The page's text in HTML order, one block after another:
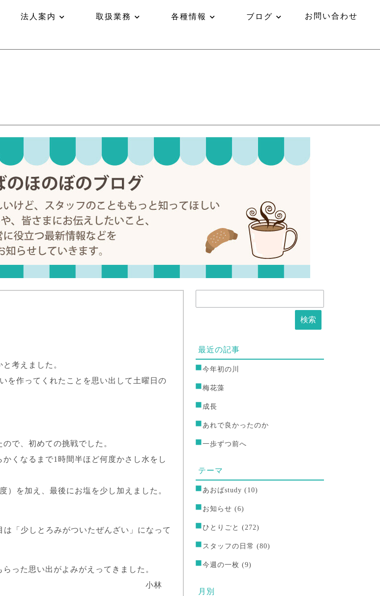
法人案内 取扱業務 各種情報 ブログ お問い合わせ
考えました。
を作ってくれたことを思い出して土曜日の
で、初めての挑戦でした。
くなるまで1時間半ほど何度かさし水をし
）を加え、最後にお塩を少し加えました。
「少しとろみがついたぜんざい」になって
った思い出がよみがえってきました。
最近の記事
今年初の川
梅花藻
成長
あれで良かったのか
一歩ずつ前へ
テーマ
あおばstudy (10)
お知らせ (6)
ひとりごと (272)
スタッフの日常 (80)
今週の一枚 (9)
月別